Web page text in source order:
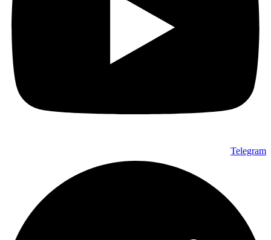
Telegram